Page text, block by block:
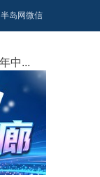
半岛网微信